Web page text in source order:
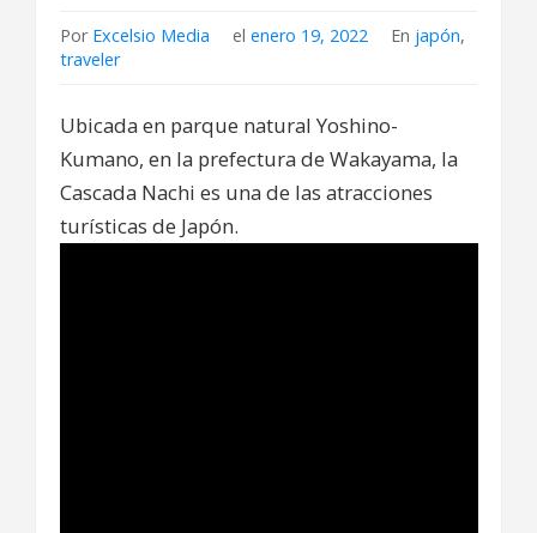
Por Excelsio Media elenero 19, 2022 En japón,
traveler
Ubicada en parque natural Yoshino-
Kumano, en la prefectura de Wakayama, la
Cascada Nachi es una de las atracciones
turísticas de Japón.